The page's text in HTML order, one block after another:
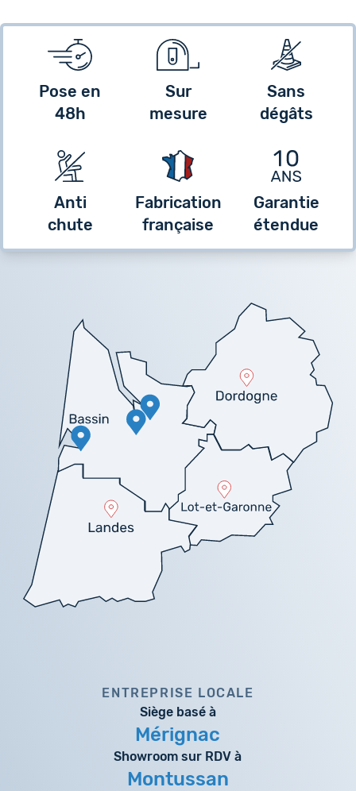
Pose en
48h
Sur
mesure
Sans
dégâts
Anti
chute
Fabrication
française
Garantie
étendue
ENTREPRISE LOCALE
Siège basé à
Mérignac
Showroom sur RDV à
Montussan